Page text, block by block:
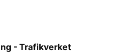
- Trafikverket